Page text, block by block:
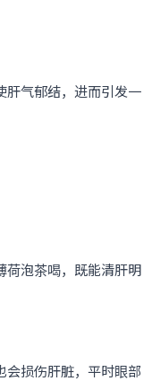
气郁结，进而引发一
泡茶喝，既能清肝明
损伤肝脏，平时眼部